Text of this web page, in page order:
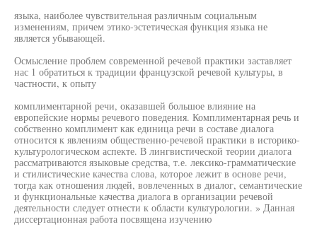
языка, наиболее чувствительная различным социальным
изменениям, причем этико-эстетическая функция языка не
является убывающей.
Осмысление проблем современной речевой практики заставляет
нас 1 обратиться к традиции французской речевой культуры, в
частности, к опыту
комплиментарной речи, оказавшей большое влияние на
европейские нормы речевого поведения. Комплиментарная речь и
собственно комплимент как единица речи в составе диалога
относится к явлениям общественно-речевой практики в историко-
культурологическом аспекте. В лингвистической теории диалога
рассматриваются языковые средства, т.е. лексико-грамматические
и стилистические качества слова, которое лежит в основе речи,
тогда как отношения людей, вовлеченных в диалог, семантические
и функциональные качества диалога в организации речевой
деятельности следует отнести к области культурологии. » Данная
диссертационная работа посвящена изучению